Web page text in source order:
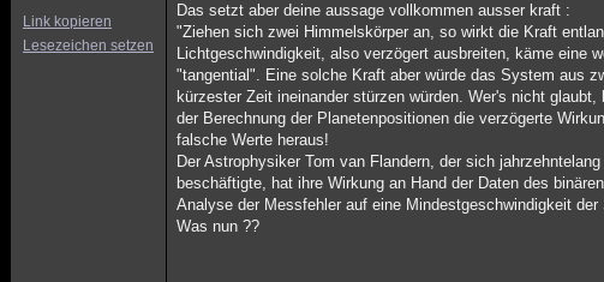
Link kopieren
Lesezeichen setzen
Das setzt aber deine aussage vollkommen ausser kraft :
"Ziehen sich zwei Himmelskörper an, so wirkt die Kraft
Lichtgeschwindigkeit, also verzögert ausbreiten, käme eine
"tangential". Eine solche Kraft aber würde das System aus
kürzester Zeit ineinander stürzen würden. Wer's nicht
der Berechnung der Planetenpositionen die verzögerte
falsche Werte heraus!
Der Astrophysiker Tom van Flandern, der sich
beschäftigte, hat ihre Wirkung an Hand der Daten des
Analyse der Messfehler auf eine Mindestgeschwindigkeit
Was nun ??